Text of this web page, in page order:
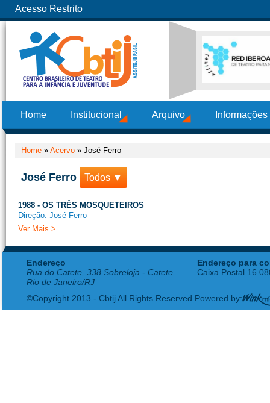
Acesso Restrito
Home Institucional Arquivo
Home » Acervo » José Ferro
José Ferro Todos ▼
1988 - OS TRÊS MOSQUETEIROS
Direção: José Ferro
Ver Mais >
Endereço
Rua do Catete, 338 Sobreloja - Catete
Rio de Janeiro/RJ
Endereço para
Caixa Postal
©Copyright 2013 - Cbtij All Rights Reserved Powered by: